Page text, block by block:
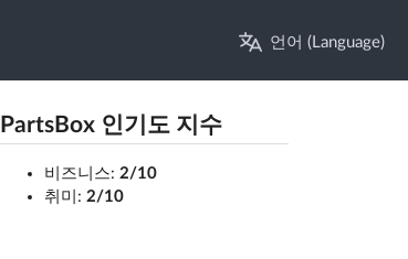
언어 (Language)
PartsBox 인기도 지수
비즈니스: 2/10
취미: 2/10